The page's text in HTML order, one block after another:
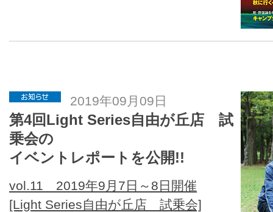
2019年09月09日
第4回Light Series自由が丘店 試
乗会の
イベントレポートを公開!!
vol.11 2019年9月7日～8日開催
[Light Series自由が丘店 試乗会]